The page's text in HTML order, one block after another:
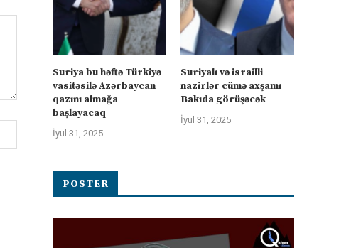
Suriya bu həftə Türkiyə
vasitəsilə Azərbaycan
qazını almağa
başlayacaq
İyul 31, 2025
Suriyalı və israilli
nazirlər cümə axşamı
Bakıda görüşəcək
İyul 31, 2025
POSTER